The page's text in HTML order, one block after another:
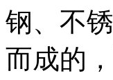
钢、不
而成的